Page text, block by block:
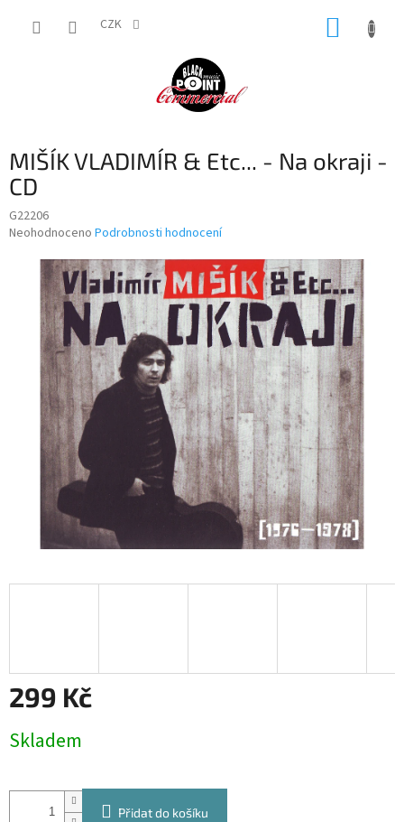
CZK
MIŠÍK VLADIMÍR & Etc... - Na okraji -
CD
G22206
Průměrné
produktu
hvězdiček.
Neohodnoceno Podrobnosti hodnocení
299 Kč
cena:
Skladem
Přidat do košíku